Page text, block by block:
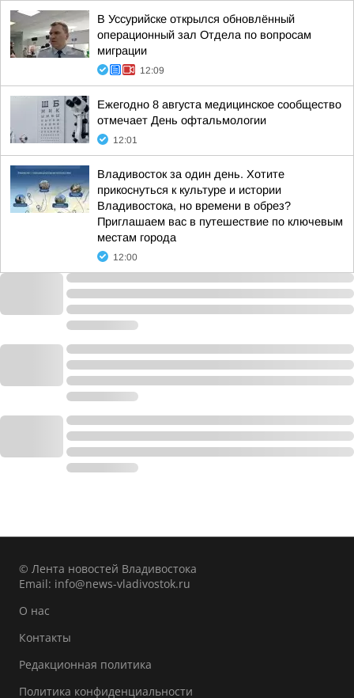
В Уссурийске открылся обновлённый
операционный зал Отдела по вопросам
миграции
12:09
Ежегодно 8 августа медицинское сообщество
отмечает День офтальмологии
12:01
Владивосток за один день. Хотите
прикоснуться к культуре и истории
Владивостока, но времени в обрез?
Приглашаем вас в путешествие по ключевым
местам города
12:00
© Лента новостей Владивостока
Email: info@news-vladivostok.ru
О нас
Контакты
Редакционная политика
Политика конфиденциальности